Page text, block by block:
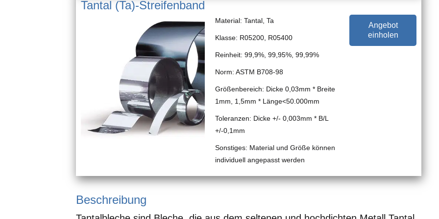
Tantal (Ta)-Streifenband
Material: Tantal, Ta
Klasse: R05200, R05400
Reinheit: 99,9%, 99,95%, 99,99%
Norm: ASTM B708-98
Größenbereich: Dicke 0,03mm * Breite
1mm, 1,5mm * Länge<50.000mm
Toleranzen: Dicke +/- 0,003mm * B/L
+/-0,1mm
Sonstiges: Material und Größe können
individuell angepasst werden
Angebot
einholen
Beschreibung